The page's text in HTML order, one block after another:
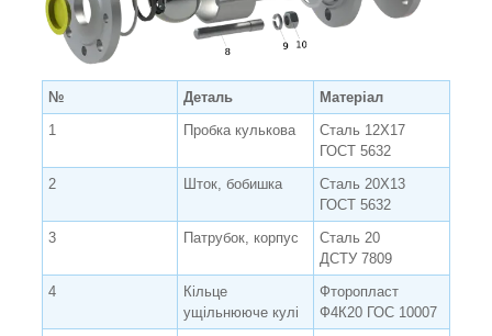
№ Деталь
Матеріал
1
Пробка кулькова
Сталь 12Х17
ГОСТ 5632
2
Шток, бобишка
Сталь 20Х13
ГОСТ 5632
3
Патрубок, корпус
Сталь 20
ДСТУ 7809
4
Кільце
ущільнююче кулі
Фторопласт
Ф4К20 ГОС 10007